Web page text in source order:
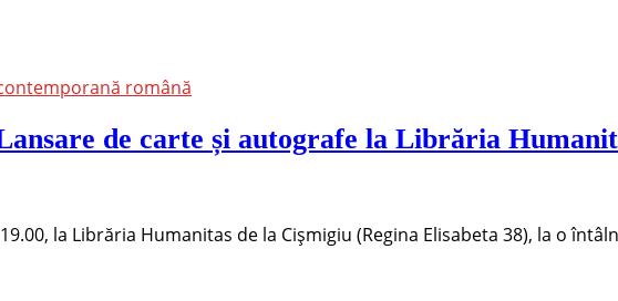
română
de carte și autografe la Librăria
la Librăria Humanitas de la Cișmigiu (Regina Elisabeta 38), la o